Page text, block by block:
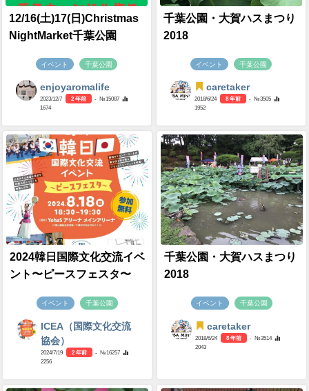
12/16(土)17(日)Christmas
NightMarket千葉公園
イベント 千葉公園
enjoyaromalife
2023/12/7 2 年前
- №15087
1674
千葉公園・大賀ハスまつり
2018
イベント 千葉公園
caretaker
2018/6/24 8 年前
- №3505
1952
2024韓日国際文化交流イベ
ント〜ピースフェスタ〜
イベント 千葉公園
ICEA（国際文化交流
協会）
2024/7/19 2 年前
- №16257
2256
千葉公園・大賀ハスまつり
2018
イベント 千葉公園
caretaker
2018/6/24 8 年前
- №3514
2043